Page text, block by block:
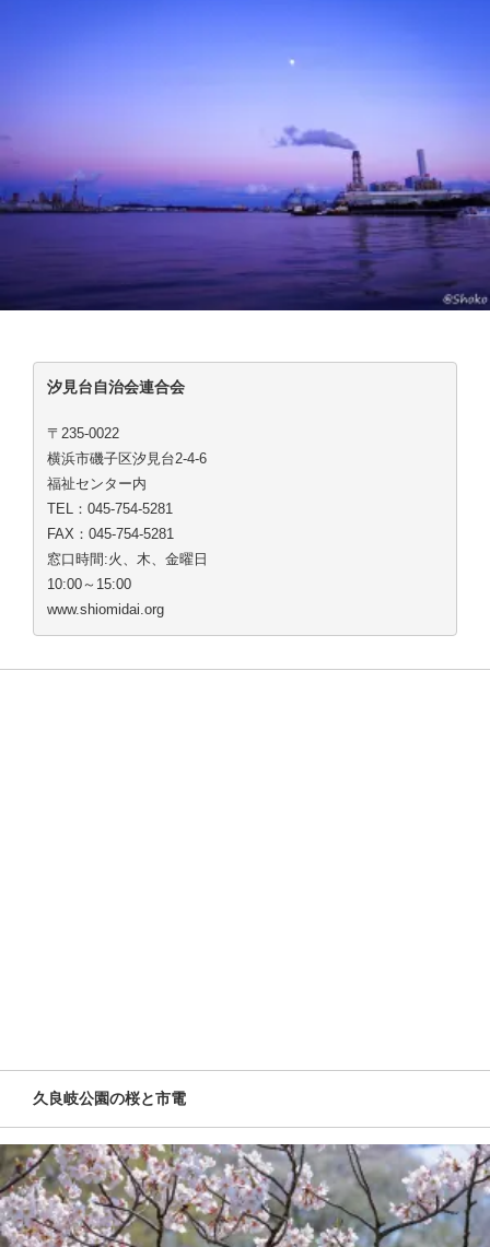
汐見台自治会連合会
〒235-0022
横浜市磯子区汐見台2-4-6
福祉センター内
TEL：045-754-5281
FAX：045-754-5281
窓口時間:火、木、金曜日
10:00～15:00
www.shiomidai.org
久良岐公園の桜と市電